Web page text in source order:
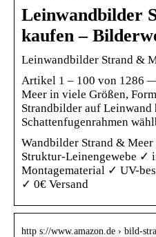
Leinwandbilder
kaufen –
Leinwandbilder Strand &
Artikel 1 – 100 von 1286
Meer in viele Größen,
Strandbilder auf Leinwand
Schattenfugenrahmen
Wandbilder Strand &
Struktur-Leinengewebe ✓
Montagematerial ✓ UV-
✓ 0€ Versand
http s://www.amazon.de › bild-